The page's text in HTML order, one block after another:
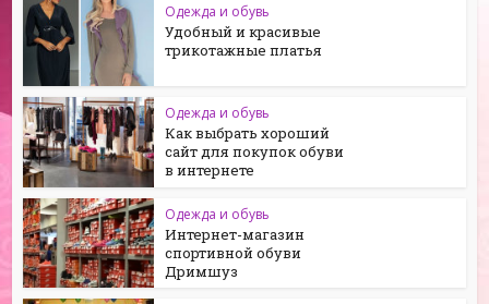
Одежда и обувь
Удобный и красивые
трикотажные платья
Одежда и обувь
Как выбрать хороший
сайт для покупок обуви
в интернете
Одежда и обувь
Интернет-магазин
cпортивной обуви
Дримшуз